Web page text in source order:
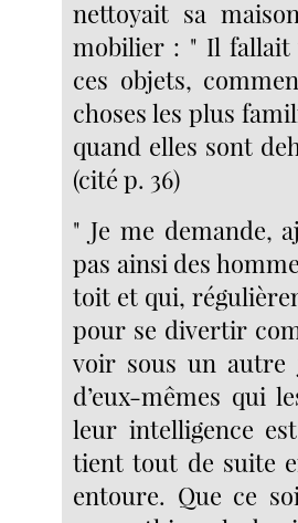
nettoyait sa
mobilier : " Il
ces objets,
choses les plus
quand elles sont
(cité p. 36)
" Je me demande,
pas ainsi des
toit et qui,
pour se divertir
voir sous un
d’eux-mêmes qui
leur intelligence
tient tout de suite
entoure. Que ce